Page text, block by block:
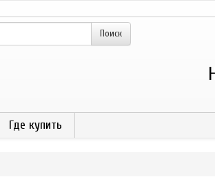
Где купить